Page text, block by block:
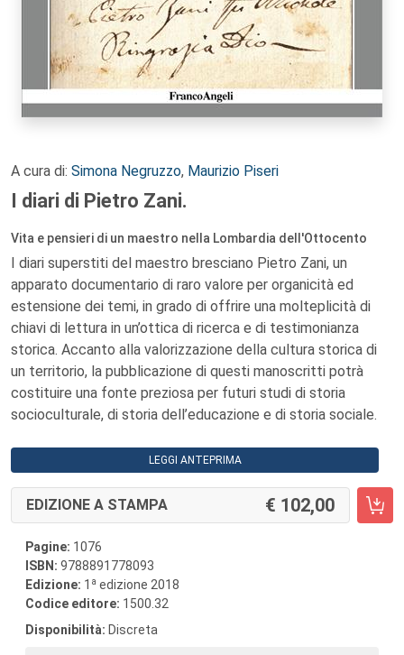
A cura di: Simona Negruzzo, Maurizio Piseri
I diari di Pietro Zani.
Vita e pensieri di un maestro nella Lombardia dell'Ottocento
I diari superstiti del maestro bresciano Pietro Zani, un
apparato documentario di raro valore per organicità ed
estensione dei temi, in grado di offrire una molteplicità di
chiavi di lettura in un’ottica di ricerca e di testimonianza
storica. Accanto alla valorizzazione della cultura storica di
un territorio, la pubblicazione di questi manoscritti potrà
costituire una fonte preziosa per futuri studi di storia
socioculturale, di storia dell’educazione e di storia sociale.
LEGGI ANTEPRIMA
EDIZIONE A STAMPA 102,00
Pagine: 1076
ISBN: 9788891778093
Edizione: 1 a edizione 2018
Codice editore: 1500.32
Disponibilità: Discreta